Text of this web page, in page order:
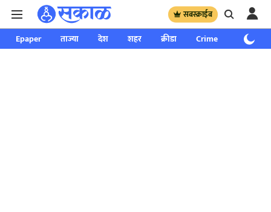
सबस्क्राईब
Epaper ताज्या देश शहर क्रीडा Crime साप्ताहिक